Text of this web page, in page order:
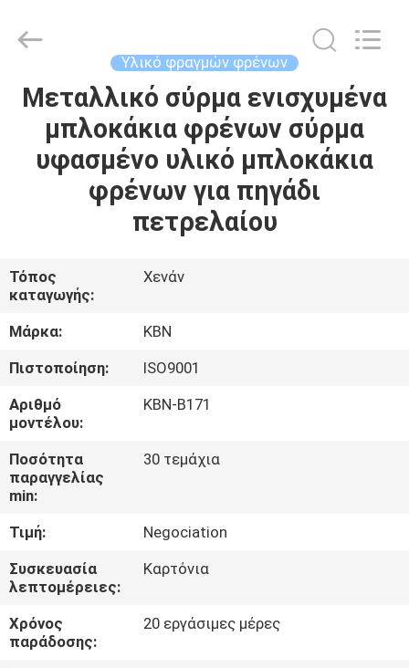
ΣΠΊΤΙ
ΠΡΟΪΌΝΤΑ
ΠΕΡΊΠΟΥ
ΓΎΡΟΣ
ΕΡΓΟΣΤΑΣΊΩΝ
ΠΟΙΟΤΙΚΌΣ
ΈΛΕΓΧΟΣ
ΜΑΣ
ΣΕ
ΕΠΑΦΉ
Reserved.
Υλικό φραγμών φρένων
Μεταλλικό σύρμα ενισχυμένα
μπλοκάκια φρένων σύρμα
υφασμένο υλικό μπλοκάκια
φρένων για πηγάδι
πετρελαίου
Τόπος
καταγωγής:
Χενάν
Μάρκα:
KBN
Πιστοποίηση:
ISO9001
Αριθμό
μοντέλου:
ΚΒΝ-Β171
Ποσότητα
παραγγελίας
min:
30 τεμάχια
Τιμή:
Negociation
Συσκευασία
λεπτομέρειες:
Καρτόνια
Χρόνος
παράδοσης:
20 εργάσιμες μέρες